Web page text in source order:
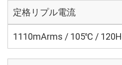
定格リプル電流
1110mArms / 105℃ /